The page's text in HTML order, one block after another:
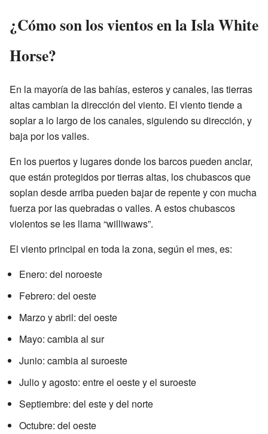
¿Cómo son los vientos en la Isla White
Horse?
En la mayoría de las bahías, esteros y canales, las tierras
altas cambian la dirección del viento. El viento tiende a
soplar a lo largo de los canales, siguiendo su dirección, y
baja por los valles.
En los puertos y lugares donde los barcos pueden anclar,
que están protegidos por tierras altas, los chubascos que
soplan desde arriba pueden bajar de repente y con mucha
fuerza por las quebradas o valles. A estos chubascos
violentos se les llama “williwaws”.
El viento principal en toda la zona, según el mes, es:
Enero: del noroeste
Febrero: del oeste
Marzo y abril: del oeste
Mayo: cambia al sur
Junio: cambia al suroeste
Julio y agosto: entre el oeste y el suroeste
Septiembre: del este y del norte
Octubre: del oeste